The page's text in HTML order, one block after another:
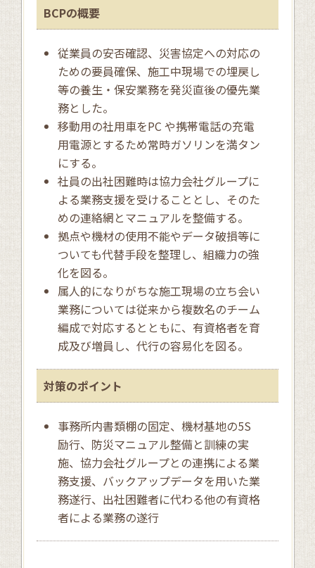
BCPの概要
従業員の安否確認、災害協定への対応の
ための要員確保、施工中現場での埋戻し
等の養生・保安業務を発災直後の優先業
務とした。
移動用の社用車をPC や携帯電話の充電
用電源とするため常時ガソリンを満タン
にする。
社員の出社困難時は協力会社グループに
よる業務支援を受けることとし、そのた
めの連絡網とマニュアルを整備する。
拠点や機材の使用不能やデータ破損等に
ついても代替手段を整理し、組織力の強
化を図る。
属人的になりがちな施工現場の立ち会い
業務については従来から複数名のチーム
編成で対応するとともに、有資格者を育
成及び増員し、代行の容易化を図る。
対策のポイント
事務所内書類棚の固定、機材基地の5S
励行、防災マニュアル整備と訓練の実
施、協力会社グループとの連携による業
務支援、バックアップデータを用いた業
務遂行、出社困難者に代わる他の有資格
者による業務の遂行